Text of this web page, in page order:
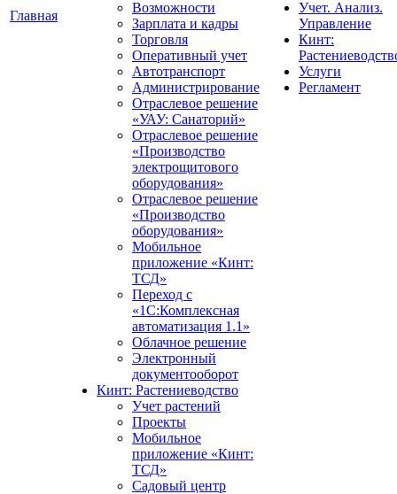
Главная
Возможности
Зарплата и кадры
Торговля
Оперативный учет
Автотранспорт
Администрирование
Отраслевое решение
«УАУ: Санаторий»
Отраслевое решение
«Производство
электрощитового
оборудования»
Отраслевое решение
«Производство
оборудования»
Мобильное
приложение «Кинт:
ТСД»
Переход с
«1С:Комплексная
автоматизация 1.1»
Облачное решение
Электронный
документооборот
Кинт: Растениеводство
Учет растений
Проекты
Мобильное
приложение «Кинт:
ТСД»
Садовый центр
Учет. Анализ.
Управление
Кинт:
Услуги
Регламент